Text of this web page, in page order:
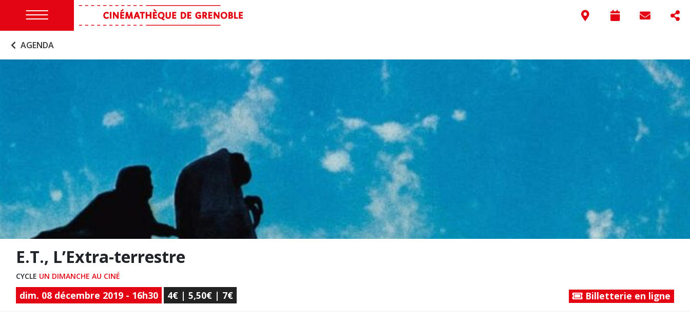
AGENDA
E.T., L’Extra-terrestre
CYCLE UN DIMANCHE AU CINÉ
dim. 08 décembre 2019 - 16h30 4€ | 5,50€ | 7€ Billetterie en ligne